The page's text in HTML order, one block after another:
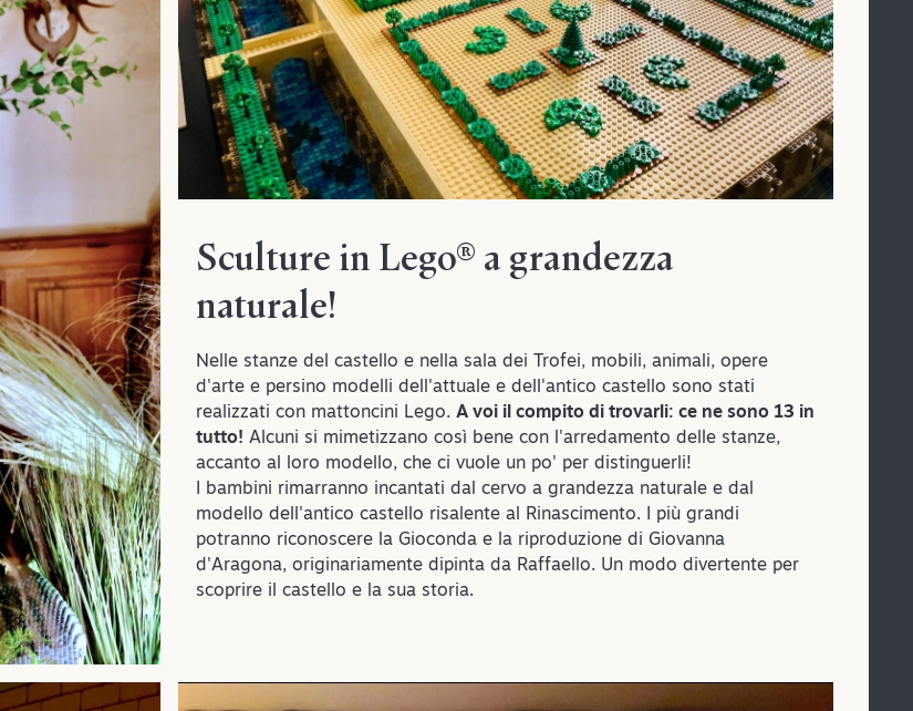
Sculture in Lego® a grandezza
naturale!
Nelle stanze del castello e nella sala dei Trofei, mobili, animali, opere
d'arte e persino modelli dell'attuale e dell'antico castello sono stati
realizzati con mattoncini Lego. A voi il compito di trovarli: ce ne sono 13 in
tutto! Alcuni si mimetizzano così bene con l'arredamento delle stanze,
accanto al loro modello, che ci vuole un po' per distinguerli!
I bambini rimarranno incantati dal cervo a grandezza naturale e dal
modello dell'antico castello risalente al Rinascimento. I più grandi
potranno riconoscere la Gioconda e la riproduzione di Giovanna
d'Aragona, originariamente dipinta da Raffaello. Un modo divertente per
scoprire il castello e la sua storia.